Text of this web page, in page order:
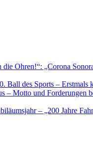
die Ohren!“: „Corona
Ball des Sports – Erstmals
– Motto und Forderungen
– „200 Jahre